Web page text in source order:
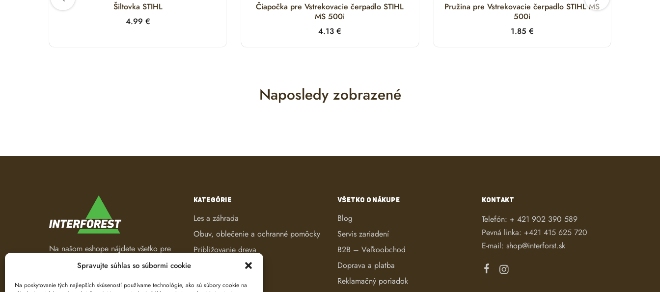
Spravujte súhlas so súbormi cookie
Na poskytovanie tých najlepších skúseností používame technológie, ako sú súbory cookie na
Šiltovka STIHL
4.99 €
Čiapočka pre Vstrekovacie čerpadlo STIHL
MS 500i
4.13€
Pružina pre Vstrekovacie čerpadlo STIHL MS
500i
1.85 €
Naposledy zobrazené
Na našom eshope nájdete všetko pre
les a záhradu. Od pracovného
oblečenia, nástrojov na ťažbu a
spracovanie dreva až po ručné
KATEGÓRIE
Les a záhrada
Obuv, oblečenie a ochranné pomôcky
Približovanie dreva
Robotické kosačky
Spracovanie dreva
VŠETKO O NÁKUPE
Blog
Servis zariadení
B2B – Veľkoobchod
Doprava a platba
Reklamačný poriadok
KONTAKT
Telefón: + 421 902 390 589
Pevná linka: +421 415 625 720
E-mail: shop@interforst.sk